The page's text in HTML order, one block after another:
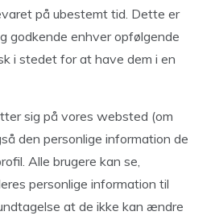
på ubestemt tid. Dette er
godkende enhver opfølgende
i stedet for at have dem i en
sig på vores websted (om
den personlige information de
Alle brugere kan se,
personlige information til
at de ikke kan ændre